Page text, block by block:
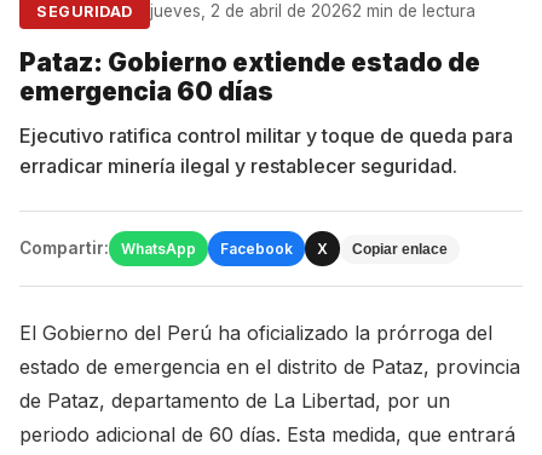
SEGURIDAD jueves, 2 de abril de 20262 min de lectura
Pataz: Gobierno extiende estado de
emergencia 60 días
Ejecutivo ratifica control militar y toque de queda para
erradicar minería ilegal y restablecer seguridad.
Compartir: WhatsApp Facebook X Copiar enlace
El Gobierno del Perú ha oficializado la prórroga del
estado de emergencia en el distrito de Pataz, provincia
de Pataz, departamento de La Libertad, por un
periodo adicional de 60 días. Esta medida, que entrará